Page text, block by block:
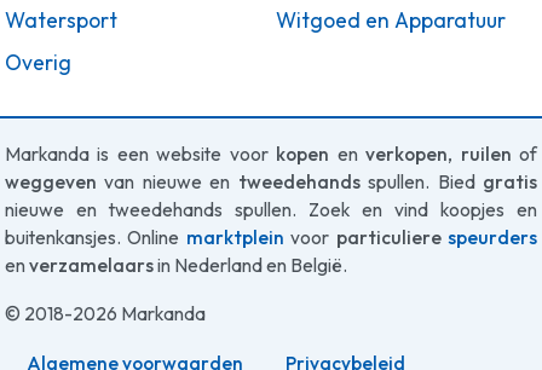
Watersport
Witgoed en Apparatuur
Overig
Markanda is een website voor kopen enverkopen, ruilen of
weggeven van nieuwe en tweedehandsspullen. Bied gratis
nieuwe en tweedehands spullen. Zoek en vind koopjes en
buitenkansjes. Online marktplein voor particulierespeurders
en verzamelaarsin Nederland en België.
© 2018-2026 Markanda
Algemene voorwaarden Privacybeleid